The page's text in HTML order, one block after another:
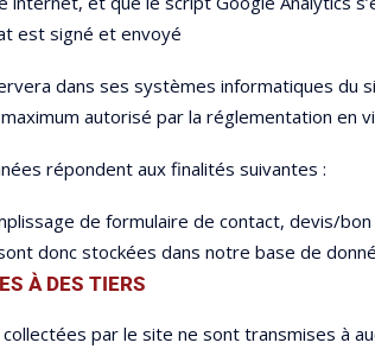
est signé et envoyé
dans ses systèmes informatiques du
autorisé par la réglementation en
répondent aux finalités suivantes :
de formulaire de contact, devis/
donc stockées dans notre base de
À DES TIERS
par le site ne sont transmises à